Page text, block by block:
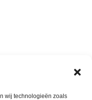
wij technologieën zoals